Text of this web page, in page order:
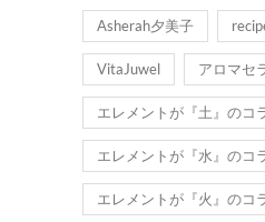
Asherah夕美子
VitaJuwel アロマセ
エレメントが『土』のコ
エレメントが『水』のコ
エレメントが『火』のコ